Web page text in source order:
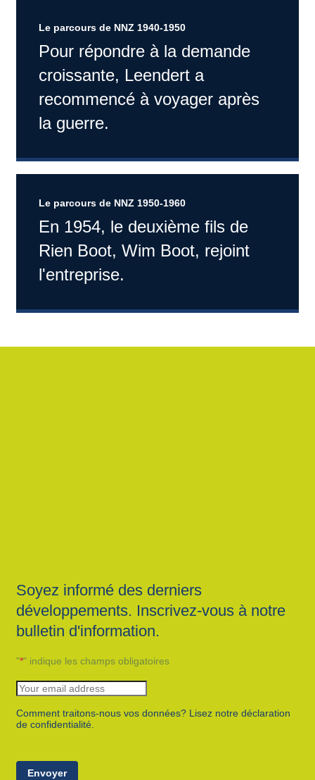
Le parcours de NNZ 1940-1950
Pour répondre à la demande
croissante, Leendert a
recommencé à voyager après
la guerre.
Le parcours de NNZ 1950-1960
En 1954, le deuxième fils de
Rien Boot, Wim Boot, rejoint
l'entreprise.
Soyez informé des derniers
développements. Inscrivez-vous à notre
bulletin d'information.
"*" indique les champs obligatoires
Comment traitons-nous vos données? Lisez notre déclaration
de confidentialité.
Envoyer